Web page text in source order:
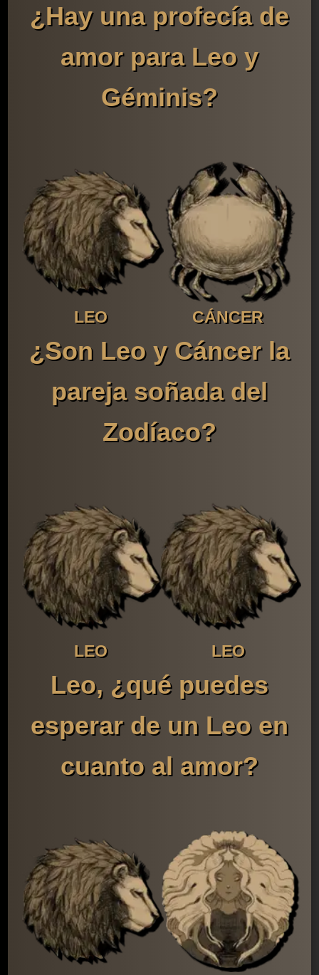
¿Hay una profecía de
amor para Leo y
Géminis?
LEO CÁNCER
¿Son Leo y Cáncer la
pareja soñada del
Zodíaco?
LEO LEO
Leo, ¿qué puedes
esperar de un Leo en
cuanto al amor?